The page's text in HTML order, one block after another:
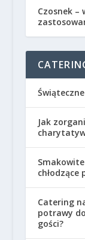
Czosnek –
Jak
Catering
potrawy
gości?